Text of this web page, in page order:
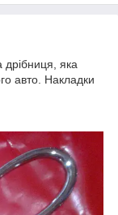
яка
авто. Накладки